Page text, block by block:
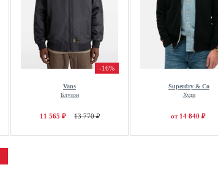
-16%
Vans
Блузон
11 565 ₽ 13 770 ₽
Superdry & Co
Худи
от 14 840 ₽